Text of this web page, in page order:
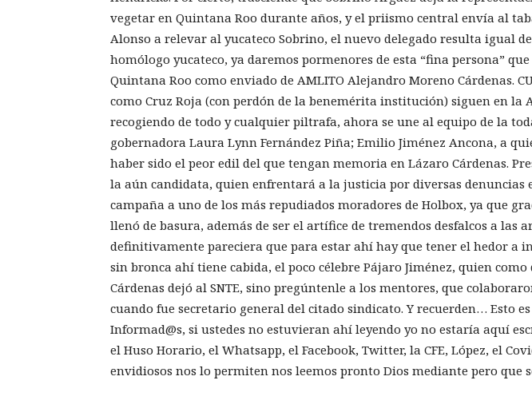
vegetar en Quintana Roo durante años, y el priismo central envía al
Alonso a relevar al yucateco Sobrino, el nuevo delegado resulta igual
homólogo yucateco, ya daremos pormenores de esta “fina persona”
Quintana Roo como enviado de AMLITO Alejandro Moreno Cárdenas.
como Cruz Roja (con perdón de la benemérita institución) siguen en la
recogiendo de todo y cualquier piltrafa, ahora se une al equipo de la
gobernadora Laura Lynn Fernández Piña; Emilio Jiménez Ancona, a
haber sido el peor edil del que tengan memoria en Lázaro Cárdenas.
la aún candidata, quien enfrentará a la justicia por diversas denuncias
campaña a uno de los más repudiados moradores de Holbox, ya que
llenó de basura, además de ser el artífice de tremendos desfalcos a las
definitivamente pareciera que para estar ahí hay que tener el hedor a
sin bronca ahí tiene cabida, el poco célebre Pájaro Jiménez, quien como
Cárdenas dejó al SNTE, sino pregúntenle a los mentores, que
cuando fue secretario general del citado sindicato. Y recuerden… Esto
Informad@s, si ustedes no estuvieran ahí leyendo yo no estaría aquí
el Huso Horario, el Whatsapp, el Facebook, Twitter, la CFE, López, el
envidiosos nos lo permiten nos leemos pronto Dios mediante pero que